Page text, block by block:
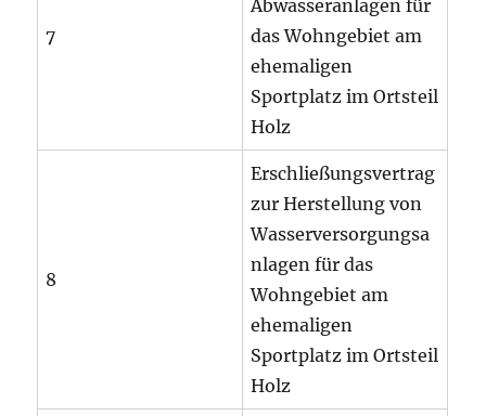
7
Abwasseranlagen für
das Wohngebiet am
ehemaligen
Sportplatz im Ortsteil
Holz
8
Erschließungsvertrag
zur Herstellung von
Wasserversorgungsa
nlagen für das
Wohngebiet am
ehemaligen
Sportplatz im Ortsteil
Holz